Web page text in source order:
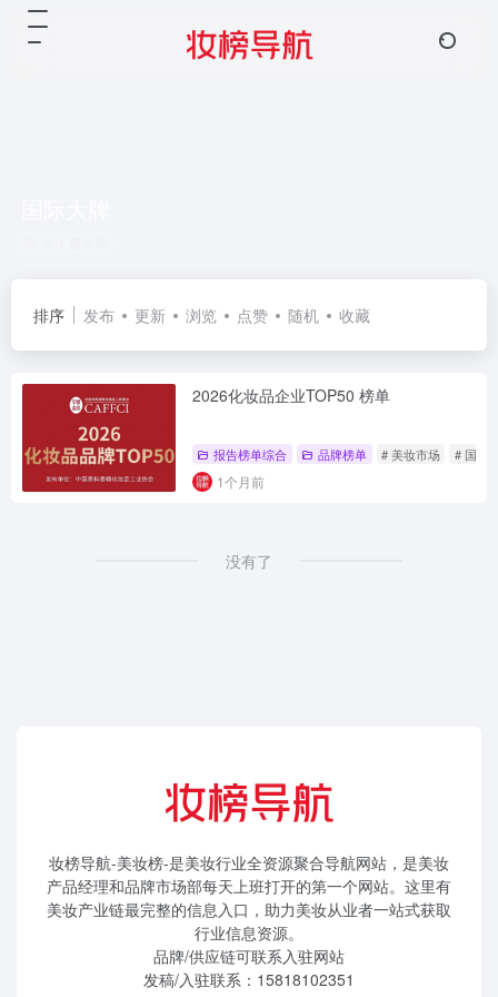
排序 发布 更新 浏览 点赞 随机 收藏
2026化妆品企业TOP50 榜单
报告榜单综合 品牌榜单 # 美妆市场 # 国际
1个月前
没有了
妆榜导航-美妆榜-是美妆行业全资源聚合导航网站，是美妆
产品经理和品牌市场部每天上班打开的第一个网站。这里有
美妆产业链最完整的信息入口，助力美妆从业者一站式获取
行业信息资源。
品牌/供应链可联系入驻网站
发稿/入驻联系：15818102351